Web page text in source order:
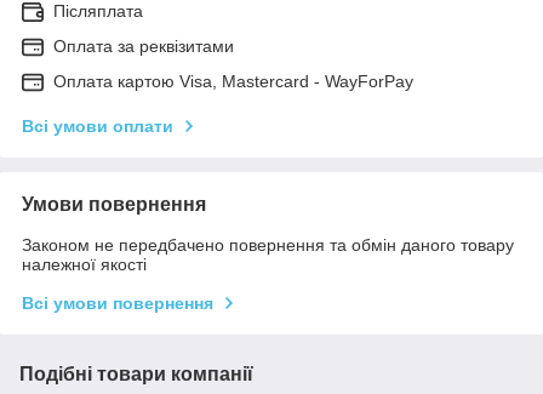
Післяплата
Оплата за реквізитами
Оплата картою Visa, Mastercard - WayForPay
Всі умови оплати
Умови повернення
Законом не передбачено повернення та обмін даного товару
належної якості
Всі умови повернення
Подібні товари компанії